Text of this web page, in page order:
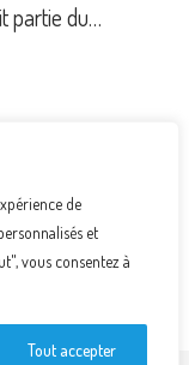
de
et
vous consentez à
Tout accepter
partie du…
1 2